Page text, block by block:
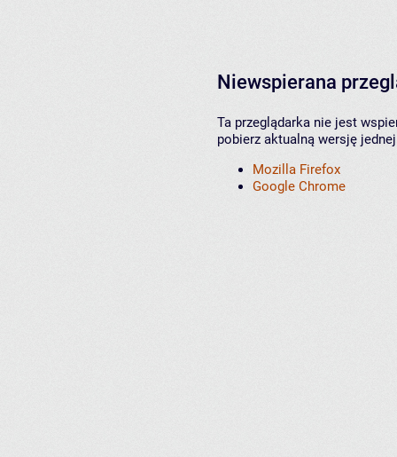
Niewspierana
Ta przeglądarka nie jest
pobierz aktualną wersję
Mozilla Firefox
Google Chrome